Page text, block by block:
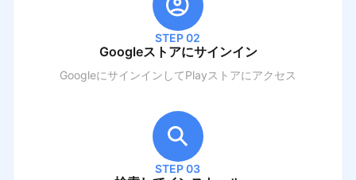
STEP 02
Googleストアにサインイン
GoogleにサインインしてPlayストアにアクセス
STEP 03